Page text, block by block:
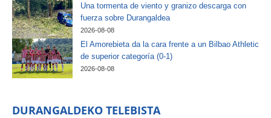
Una tormenta de viento y granizo descarga con
fuerza sobre Durangaldea
2026-08-08
El Amorebieta da la cara frente a un Bilbao Athletic
de superior categoría (0-1)
2026-08-08
DURANGALDEKO TELEBISTA